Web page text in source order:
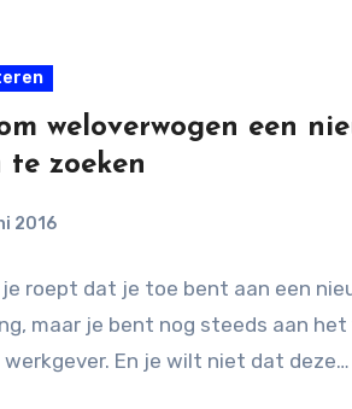
weloverwogen een
te zoeken
2016
je roept dat je toe bent aan een
maar je bent nog steeds aan het
werkgever. En je wilt niet dat deze…